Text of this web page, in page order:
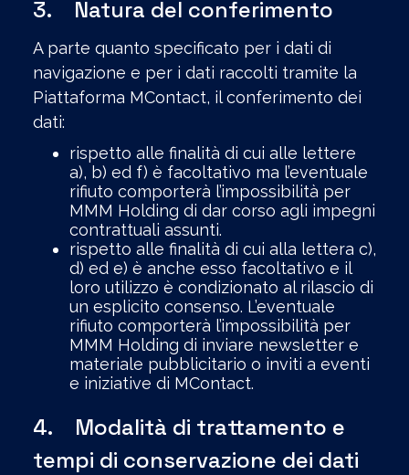
3. Natura del conferimento
A parte quanto specificato per i dati di
navigazione e per i dati raccolti tramite la
Piattaforma MContact, il conferimento dei
dati:
rispetto alle finalità di cui alle lettere
a), b) ed f) è facoltativo ma l’eventuale
rifiuto comporterà l’impossibilità per
MMM Holding di dar corso agli impegni
contrattuali assunti.
rispetto alle finalità di cui alla lettera c),
d) ed e) è anche esso facoltativo e il
loro utilizzo è condizionato al rilascio di
un esplicito consenso. L’eventuale
rifiuto comporterà l’impossibilità per
MMM Holding di inviare newsletter e
materiale pubblicitario o inviti a eventi
e iniziative di MContact.
4. Modalità di trattamento e
tempi di conservazione dei dati